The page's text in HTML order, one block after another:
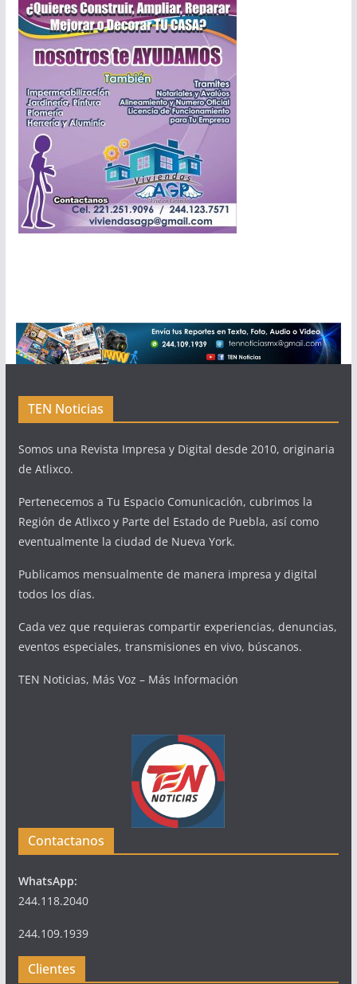
TEN Noticias
Somos una Revista Impresa y Digital desde 2010, originaria
de Atlixco.
Pertenecemos a Tu Espacio Comunicación, cubrimos la
Región de Atlixco y Parte del Estado de Puebla, así como
eventualmente la ciudad de Nueva York.
Publicamos mensualmente de manera impresa y digital
todos los días.
Cada vez que requieras compartir experiencias, denuncias,
eventos especiales, transmisiones en vivo, búscanos.
TEN Noticias, Más Voz – Más Información
Contactanos
WhatsApp:
244.118.2040
244.109.1939
Clientes